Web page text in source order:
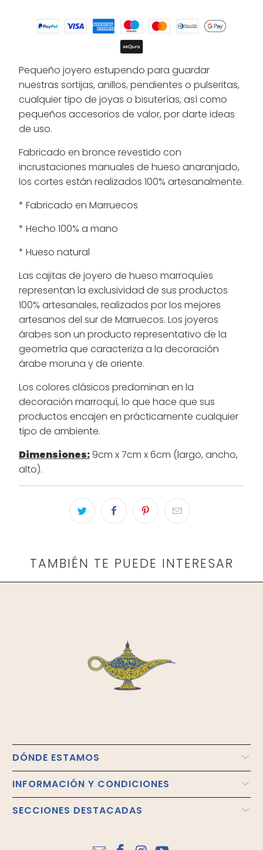
Pequeño joyero estupendo para guardar
nuestras sortijas, anillos, pendientes o pulseritas,
cualquier tipo de joyas o bisuterías, así como
pequeños accesorios de valor, por darte ideas
de uso.
Fabricado en bronce revestido con
incrustaciones manuales de hueso anaranjado,
los cortes están realizados 100% artesanalmente.
* Fabricado en Marruecos
* Hecho 100% a mano
* Hueso natural
Las cajitas de joyero de hueso marroquíes
representan la exclusividad de sus productos
100% artesanales, realizados por los mejores
artesanos del sur de Marruecos. Los joyeros
árabes son un producto representativo de la
geometría que caracteriza a la decoración
árabe moruna y de oriente.
Los colores clásicos predominan en la
decoración marroquí, lo que hace que sus
productos encajen en prácticamente cualquier
tipo de ambiente.
Dimensiones:9cm x 7cm x 6cm (largo, ancho,
alto).
TAMBIÉN TE PUEDE INTERESAR
DÓNDE ESTAMOS
INFORMACIÓN Y CONDICIONES
SECCIONES DESTACADAS